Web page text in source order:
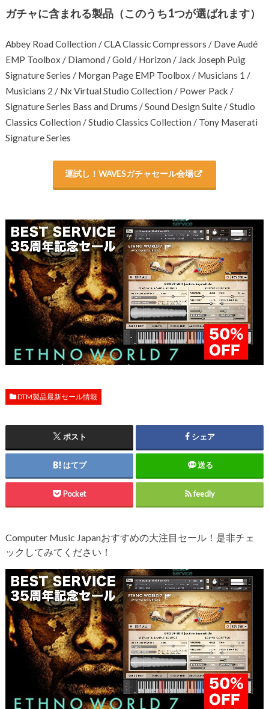
ガチャに含まれる製品（このうち1つが選ばれます）
Abbey Road Collection / CLA Classic Compressors / Dave Audé
EMP Toolbox / Diamond / Gold / Horizon / Jack Joseph Puig
Signature Series / Morgan Page EMP Toolbox / Musicians 1 /
Musicians 2 / Nx Virtual Studio Collection / Power Pack /
Signature Series Bass and Drums / Sound Design Suite / Studio
Classics Collection / Studio Classics Collection / Tony Maserati
Signature Series
運試し！WAVESガチャセール会場
DTM製品最新セール情報
ポスト シェア
はてブ 送る
Pocket feedly
Computer Music Japanおすすめの大注目セール！是非チェ
ックしてみてください！